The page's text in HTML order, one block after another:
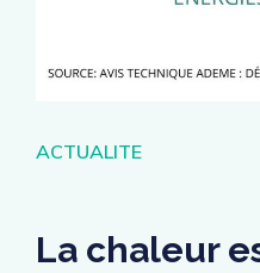
Catégories
ACTUALITE
La chaleur